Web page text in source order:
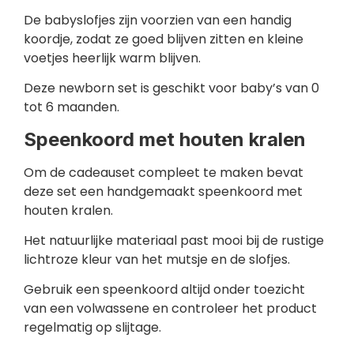
De babyslofjes zijn voorzien van een handig
koordje, zodat ze goed blijven zitten en kleine
voetjes heerlijk warm blijven.
Deze newborn set is geschikt voor baby’s van 0
tot 6 maanden.
Speenkoord met houten kralen
Om de cadeauset compleet te maken bevat
deze set een handgemaakt speenkoord met
houten kralen.
Het natuurlijke materiaal past mooi bij de rustige
lichtroze kleur van het mutsje en de slofjes.
Gebruik een speenkoord altijd onder toezicht
van een volwassene en controleer het product
regelmatig op slijtage.